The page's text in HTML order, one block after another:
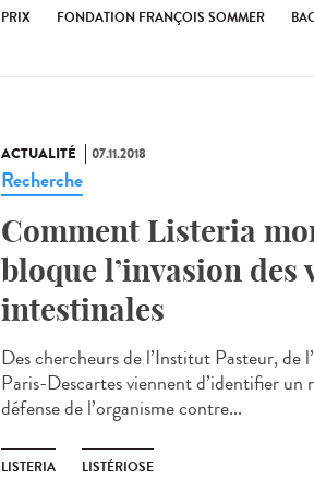
PRIX FONDATION FRANÇOIS SOMMER
ACTUALITÉ 07.11.2018
Recherche
Comment Listeria
bloque l’invasion des
intestinales
Des chercheurs de l’Institut Pasteur, de
Paris-Descartes viennent d’identifier un
défense de l’organisme contre...
LISTERIA LISTÉRIOSE